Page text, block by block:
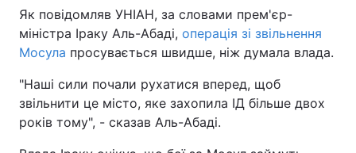
Як повідомляв УНІАН, за словами прем'єр-
міністра Іраку Аль-Абаді, операція зі звільнення
Мосула просувається швидше, ніж думала влада.
"Наші сили почали рухатися вперед, щоб
звільнити це місто, яке захопила ІД більше двох
років тому", - сказав Аль-Абаді.